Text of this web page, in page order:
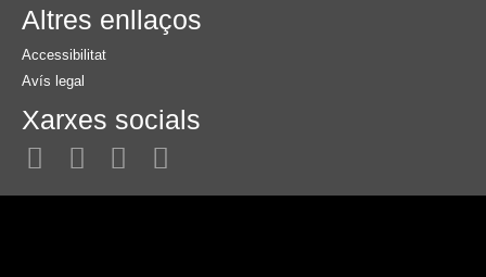
Altres enllaços
Accessibilitat
Avís legal
Xarxes socials